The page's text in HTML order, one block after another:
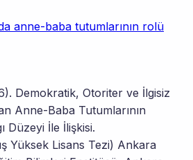
anne-baba tutumlarının rolü
Demokratik, Otoriter ve İlgisiz
Anne-Baba Tutumlarının
Düzeyi İle İlişkisi.
Yüksek Lisans Tezi) Ankara